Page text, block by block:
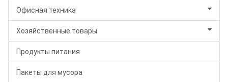
Офисная техника
Хозяйственные товары
Продукты питания
Пакеты для мусора